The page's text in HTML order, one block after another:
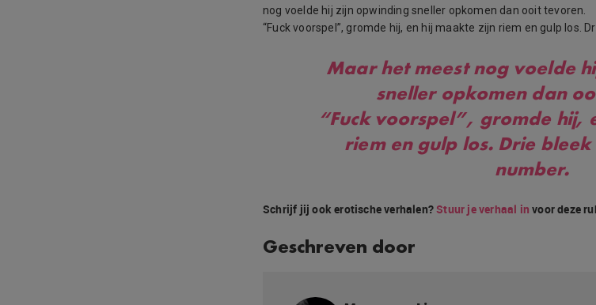
nog voelde hij zijn opwinding sneller opkomen dan ooit tevoren.
“Fuck voorspel”, gromde hij, en hij maakte zijn riem en gulp los.
Maar het meest nog voelde
sneller opkomen dan
“Fuck voorspel”, gromde hij,
riem en gulp los. Drie bleek
number.
Schrijf jij ook erotische verhalen?Stuur je verhaal in voor deze
Geschreven door